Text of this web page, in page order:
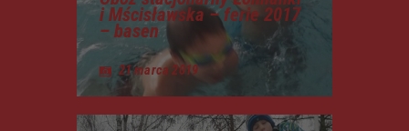
i Mścisławska – ferie 2017
– basen
21 marca 2019